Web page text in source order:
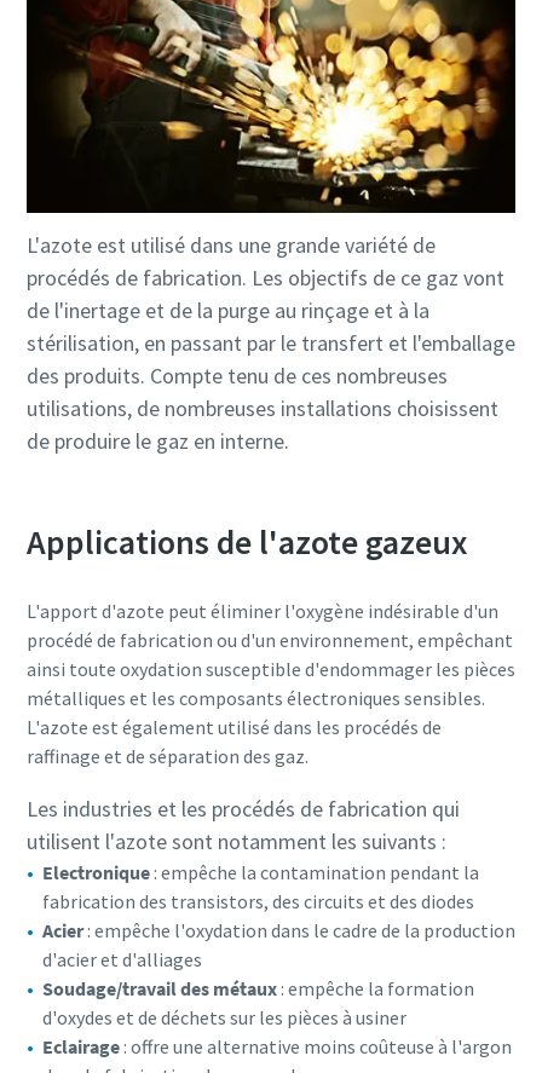
10 étapes pour une production éco-
responsable et plus efficace
Réduction des émissions de carbone pour une production
éco-responsable - Tout ce que vous devez savoir
Tout ce que vous devez savoir sur votre
processus de transport pneumatique
Découvrez comment créer un processus de transport
pneumatique plus efficace.
L'azote est utilisé dans une grande variété de
procédés de fabrication. Les objectifs de ce gaz vont
de l'inertage et de la purge au rinçage et à la
stérilisation, en passant par le transfert et l'emballage
des produits. Compte tenu de ces nombreuses
utilisations, de nombreuses installations choisissent
de produire le gaz en interne.
Applications de l'azote gazeux
L'apport d'azote peut éliminer l'oxygène indésirable d'un
procédé de fabrication ou d'un environnement, empêchant
ainsi toute oxydation susceptible d'endommager les pièces
métalliques et les composants électroniques sensibles.
L'azote est également utilisé dans les procédés de
raffinage et de séparation des gaz.
Les industries et les procédés de fabrication qui
utilisent l'azote sont notamment les suivants :
Electronique : empêche la contamination pendant la
fabrication des transistors, des circuits et des diodes
Acier: empêche l'oxydation dans le cadre de la production
d'acier et d'alliages
Soudage/travail des métaux : empêche la formation
d'oxydes et de déchets sur les pièces à usiner
Eclairage : offre une alternative moins coûteuse à l'argon